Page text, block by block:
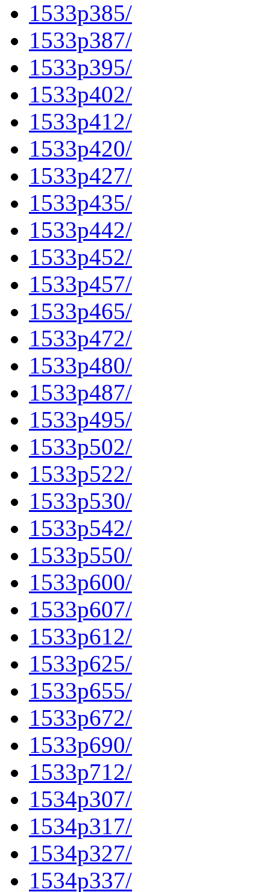
1533p385/
1533p387/
1533p395/
1533p402/
1533p412/
1533p420/
1533p427/
1533p435/
1533p442/
1533p452/
1533p457/
1533p465/
1533p472/
1533p480/
1533p487/
1533p495/
1533p502/
1533p522/
1533p530/
1533p542/
1533p550/
1533p600/
1533p607/
1533p612/
1533p625/
1533p655/
1533p672/
1533p690/
1533p712/
1534p307/
1534p317/
1534p327/
1534p337/